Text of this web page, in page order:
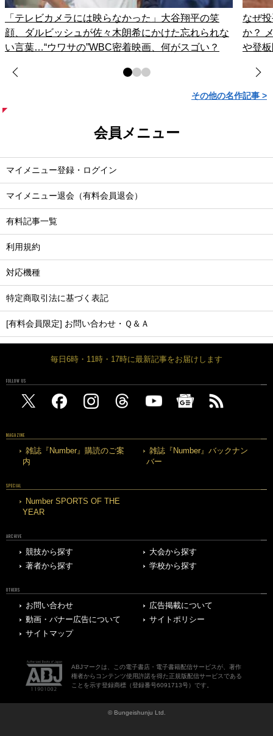
「テレビカメラには映らなかった」大谷翔平の笑
顔、ダルビッシュが佐々木朗希にかけた忘れられな
い言葉…“ウワサの”WBC密着映画、何がスゴい？
なぜ
か？
や登
その他の名作記事 >
会員メニュー
マイメニュー登録・ログイン
マイメニュー退会（有料会員退会）
有料記事一覧
利用規約
対応機種
特定商取引法に基づく表記
[有料会員限定] お問い合わせ・Ｑ＆Ａ
毎日6時・11時・17時に最新記事をお届けします
FOLLOW US
MAGAZINE
雑誌『Number』購読のご案
内
雑誌『Number』バックナン
バー
SPECIAL
Number SPORTS OF THE
YEAR
ARCHIVE
競技から探す
大会から探す
著者から探す
学校から探す
OTHERS
お問い合わせ
広告掲載について
動画・バナー広告について
サイトポリシー
サイトマップ
ABJマークは、この電子書店・電子書籍配信サービスが、著作
権者からコンテンツ使用許諾を得た正規版配信サービスである
ことを示す登録商標（登録番号6091713号）です。
© Bungeishunju Ltd.